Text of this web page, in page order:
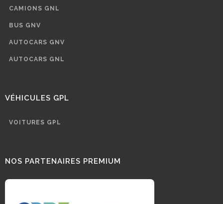
CAMIONS GNL
BUS GNV
AUTOCARS GNV
AUTOCARS GNL
VÉHICULES GPL
VOITURES GPL
NOS PARTENAIRES PREMIUM